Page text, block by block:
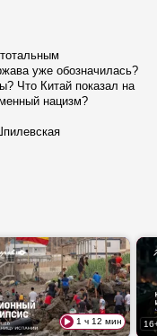
уже обозначилась?
Что Китай показал на
нацизм?
1 ч 12 мин